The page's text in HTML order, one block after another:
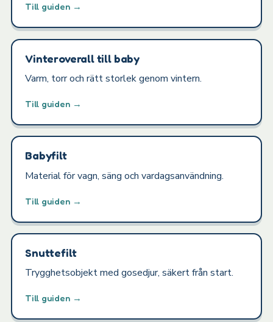
Till guiden →
Vinteroverall till baby
Varm, torr och rätt storlek genom vintern.
Till guiden →
Babyfilt
Material för vagn, säng och vardagsanvändning.
Till guiden →
Snuttefilt
Trygghetsobjekt med gosedjur, säkert från start.
Till guiden →